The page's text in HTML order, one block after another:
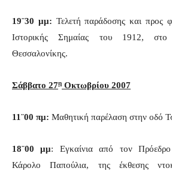
19¨30 μμ: Τελετή παράδοσης και προς
Ιστορικής Σημαίας του 1912, στο
Θεσσαλονίκης.
Σάββατο 27η Οκτωβρίου 2007
11¨00 πμ: Μαθητική παρέλαση στην οδό
18¨00 μμ: Εγκαίνια από τον
Κάρολο Παπούλια, της έκθεσης